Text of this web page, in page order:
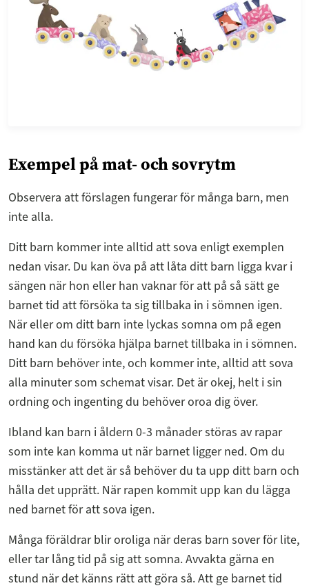
Exempel på mat- och sovrytm
Observera att förslagen fungerar för många barn, men
inte alla.
Ditt barn kommer inte alltid att sova enligt exemplen
nedan visar. Du kan öva på att låta ditt barn ligga kvar i
sängen när hon eller han vaknar för att på så sätt ge
barnet tid att försöka ta sig tillbaka in i sömnen igen.
När eller om ditt barn inte lyckas somna om på egen
hand kan du försöka hjälpa barnet tillbaka in i sömnen.
Ditt barn behöver inte, och kommer inte, alltid att sova
alla minuter som schemat visar. Det är okej, helt i sin
ordning och ingenting du behöver oroa dig över.
Ibland kan barn i åldern 0-3 månader störas av rapar
som inte kan komma ut när barnet ligger ned. Om du
misstänker att det är så behöver du ta upp ditt barn och
hålla det upprätt. När rapen kommit upp kan du lägga
ned barnet för att sova igen.
Många föräldrar blir oroliga när deras barn sover för lite,
eller tar lång tid på sig att somna. Avvakta gärna en
stund när det känns rätt att göra så. Att ge barnet tid